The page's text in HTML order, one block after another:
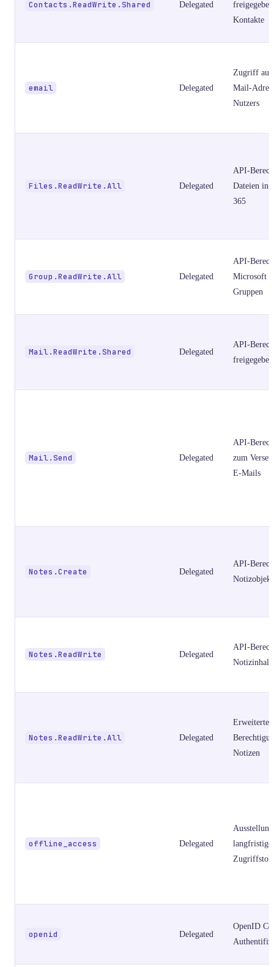
Contacts.ReadWrite.Shared Delegated
Kontakte
email Delegated
Zugriff auf
Mail-
Nutzers
Files.ReadWrite.All Delegated
API-
Dateien in
365
Group.ReadWrite.All Delegated
API-
Microsoft
Gruppen
Mail.ReadWrite.Shared Delegated
API-
Mail.Send Delegated
API-
zum
E-Mails
Notes.Create Delegated
API-
Notes.ReadWrite Delegated
API-
Notes.ReadWrite.All Delegated
Erweiterte
Notizen
offline_access Delegated
Ausstellung
openid Delegated
OpenID